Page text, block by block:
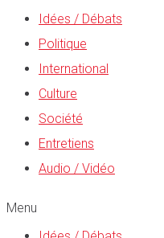
Idées / Débats
Politique
International
Culture
Société
Entretiens
Audio / Vidéo
Menu